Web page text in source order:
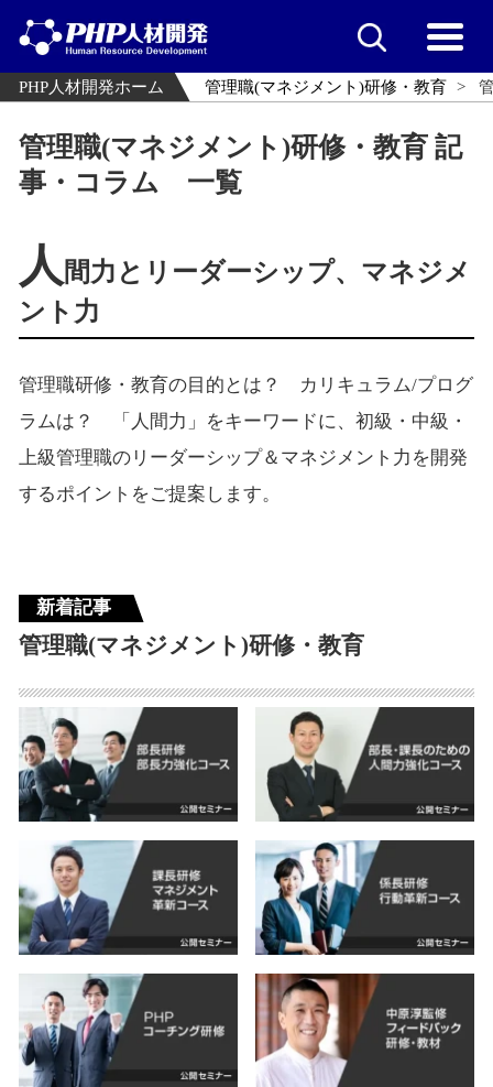
PHP人材開発ホーム 管理職(マネジメント)研修・教育
管理職(マネジメント)研修・教育 記
事・コラム 一覧
人 間力とリーダーシップ、マネジメ
ント力
管理職研修・教育の目的とは？ カリキュラム/プログ
ラムは？ 「人間力」をキーワードに、初級・中級・
上級管理職のリーダーシップ＆マネジメント力を開発
するポイントをご提案します。
新着記事
管理職(マネジメント)研修・教育